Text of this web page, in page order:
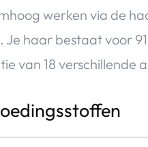
werken via de
haar bestaat voor
van 18 verschillende